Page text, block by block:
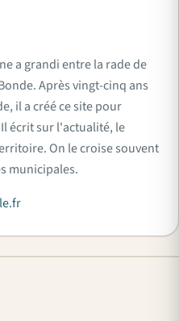
a grandi entre la rade de
Après vingt-cinq ans
il a créé ce site pour
écrit sur l'actualité, le
On le croise souvent
municipales.